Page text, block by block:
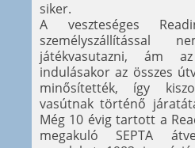
siker.
A veszteséges
játékvasutazni, ám
indulásakor az összes
minősítették, így
vasútnak történő
Még 10 évig tartott a
megakuló SEPTA